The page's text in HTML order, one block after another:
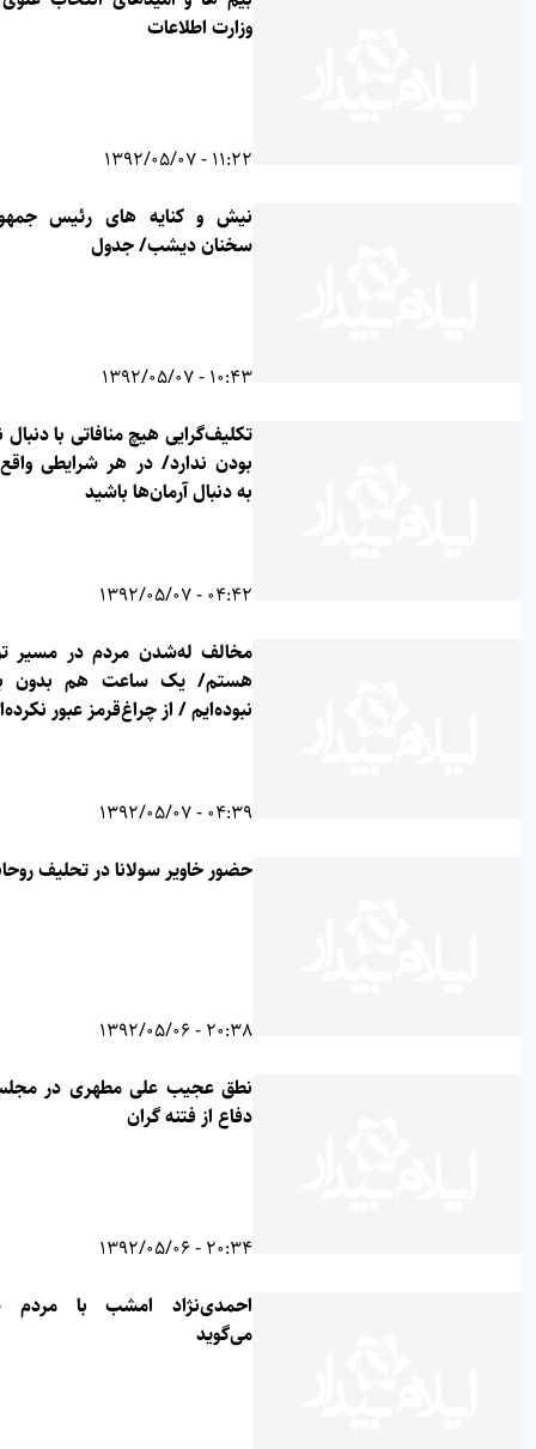
وزارت اطلاعات
نیش و کنایه های رئیس جمهور در
سخنان دیشب/ جدول
تکلیف‌گرایی هیچ منافاتی با دنبال نتیجه
بودن ندارد/ در هر شرایطی واقع‌بینانه
به دنبال آرمان‌ها باشید
مخالف له‌شدن مردم در مسیر توسعه
هستم/ یک ساعت هم بدون برنامه
نبوده‌‌ایم / از چراغ‌قرمز عبور نکرده‌ایم
حضور خاویر سولانا در تحلیف روحانی
نطق عجیب علی مطهری در مجلس در
دفاع از فتنه گران
احمدی‌نژاد امشب با مردم سخن
می‌گوید